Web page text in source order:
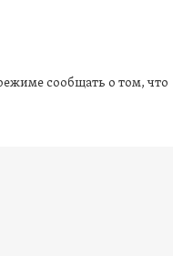
сообщать о том, что